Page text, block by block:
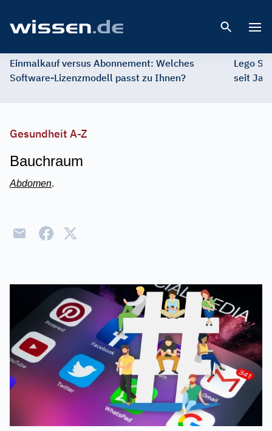
Einmalkauf versus Abonnement: Welches
Software-Lizenzmodell passt zu Ihnen?
Lego
seit
Gesundheit A-Z
Bauchraum
Abdomen.